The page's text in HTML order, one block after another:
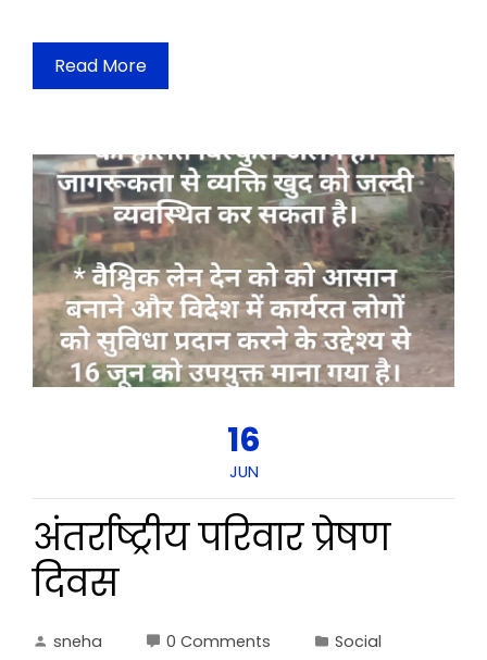
Read More
16
JUN
अंतर्राष्ट्रीय परिवार प्रेषण
दिवस
sneha 0 Comments
Social